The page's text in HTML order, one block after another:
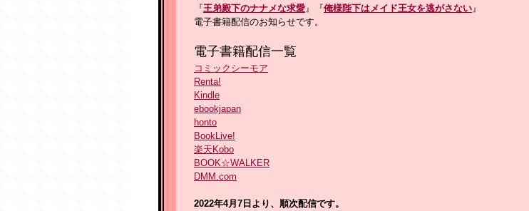
『王弟殿下のナナメな求愛』『俺様陛下はメイド王女を逃がさない』
電子書籍配信のお知らせです。
電子書籍配信一覧
コミックシーモア
Renta!
Kindle
ebookjapan
honto
BookLive!
楽天Kobo
BOOK☆WALKER
DMM.com
2022年4月7 日より、順次配信です。